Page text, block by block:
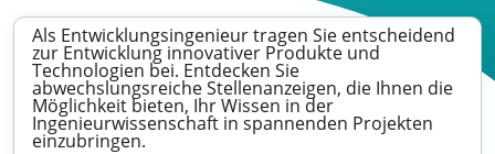
Als Entwicklungsingenieur tragen Sie entscheidend
zur Entwicklung innovativer Produkte und
Technologien bei. Entdecken Sie
abwechslungsreiche Stellenanzeigen, die Ihnen die
Möglichkeit bieten, Ihr Wissen in der
Ingenieurwissenschaft in spannenden Projekten
einzubringen.